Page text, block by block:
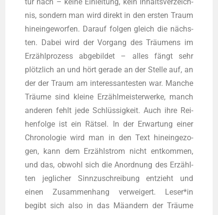
nis, son­dern man wird direkt in den ers­ten Traum
hin­ein­ge­wor­fen. Dar­auf fol­gen gleich die nächs­
ten. Dabei wird der Vor­gang des Träu­mens im
Erzähl­pro­zess abge­bil­det – alles fängt sehr
plötz­lich an und hört gera­de an der Stel­le auf, an
der der Traum am inter­es­san­tes­ten war. Man­che
Träu­me sind klei­ne Erzähl­meis­ter­wer­ke, manch
ande­ren fehlt jede Schlüs­sig­keit. Auch ihre Rei­
hen­fol­ge ist ein Rät­sel. In der Erwar­tung einer
Chro­no­lo­gie wird man in den Text hin­ein­ge­zo­
gen, kann dem Erzähl­strom nicht ent­kom­men,
und das, obwohl sich die Anord­nung des Erzähl­
ten jeg­li­cher Sinn­zu­schrei­bung ent­zieht und
einen Zusam­men­hang ver­wei­gert. Leser*in
begibt sich also in das Mäan­dern der Träu­me